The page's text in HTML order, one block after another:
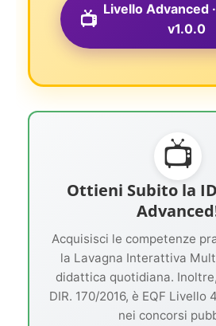
📺 Livello Advanced
v1.0.0
📺
Ottieni Subito la
Acquisisci le competenze
la Lavagna Interattiva
didattica quotidiana.
DIR. 170/2016, è EQF Livello
nei concorsi